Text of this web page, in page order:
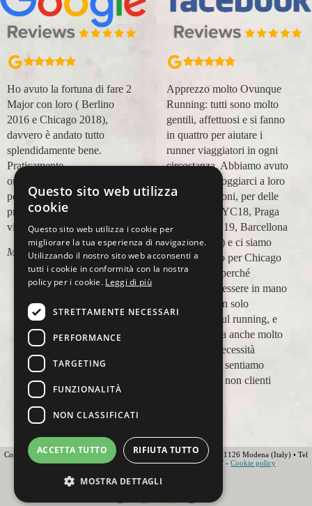
Apprezzo molto Ovunque
Running: tutti sono molto
gentili, affettuosi e si fanno
in quattro per aiutare i
runner viaggiatori in ogni
circostanza. Abbiamo avuto
modo di appoggiarci a loro
in più occasioni, per delle
maratone (NYC18, Praga
19, Valencia 19, Barcellona
21, NYC 22) e ci siamo
affidati a loro per Chicago
23 (ottobre) perché
sappiamo di essere in mano
a persone non solo
competenti sul running, e
sulle città, ma anche molto
attente alle necessità
personali. Ci sentiamo
ospiti, amici, non clienti
Paolo Pugni
Organizzazione perfetta,
accompagnatori super
(Massimo e Anna). Prima
esperienza con voi molto
positiva! Alla prossima e
grazie!
Lara Buranti
Copyright 2012 Ovunque Running s.r.l • Strada delle Fornaci 20 • 41126 Modena (Italy) • Tel
+39 059 219566 • T.O.U.R.S MEMBER • IATA • FIAVET - Cookie policy
Questo sito web utilizza
cookie
Questo sito web utilizza i cookie per
migliorare la tua esperienza di navigazione.
Utilizzando il nostro sito web acconsenti a
tutti i cookie in conformità con la nostra
policy per i cookie. Leggi di più
STRETTAMENTE NECESSARI
PERFORMANCE
TARGETING
FUNZIONALITÀ
NON CLASSIFICATI
ACCETTA TUTTO RIFIUTA TUTTO
MOSTRA DETTAGLI